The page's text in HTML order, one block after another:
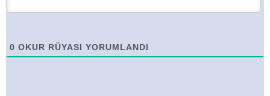
0 OKUR RÜYASI YORUMLANDI